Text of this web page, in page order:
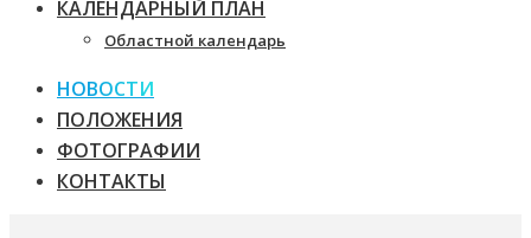
КАЛЕНДАРНЫЙ ПЛАН
Областной календарь
НОВОСТИ
ПОЛОЖЕНИЯ
ФОТОГРАФИИ
КОНТАКТЫ